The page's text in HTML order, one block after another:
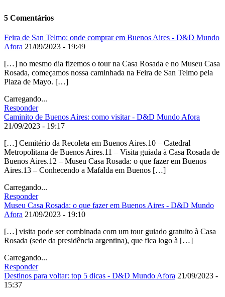
5 Comentários
Feira de San Telmo: onde comprar em Buenos Aires - D&D Mundo
Afora 21/09/2023 - 19:49
[…] no mesmo dia fizemos o tour na Casa Rosada e no Museu Casa
Rosada, começamos nossa caminhada na Feira de San Telmo pela
Plaza de Mayo. […]
Carregando...
Responder
Caminito de Buenos Aires: como visitar - D&D Mundo Afora
21/09/2023 - 19:17
[…] Cemitério da Recoleta em Buenos Aires.10 – Catedral
Metropolitana de Buenos Aires.11 – Visita guiada à Casa Rosada de
Buenos Aires.12 – Museu Casa Rosada: o que fazer em Buenos
Aires.13 – Conhecendo a Mafalda em Buenos […]
Carregando...
Responder
Museu Casa Rosada: o que fazer em Buenos Aires - D&D Mundo
Afora 21/09/2023 - 19:10
[…] visita pode ser combinada com um tour guiado gratuito à Casa
Rosada (sede da presidência argentina), que fica logo à […]
Carregando...
Responder
Destinos para voltar: top 5 dicas - D&D Mundo Afora 21/09/2023 -
15:37